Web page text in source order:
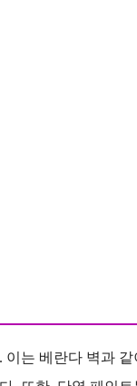
이는 베란다 벽과 같